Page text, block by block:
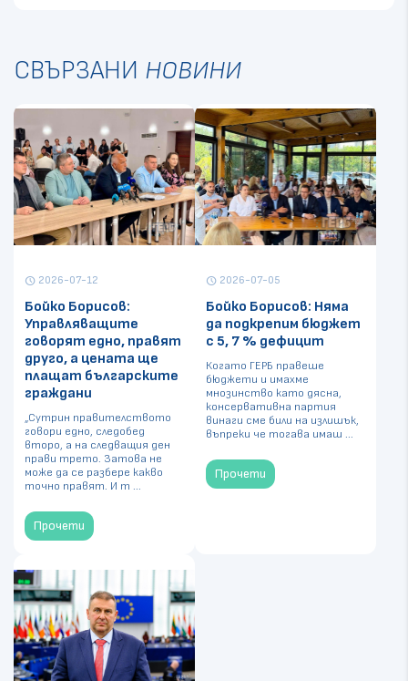
СВЪРЗАНИ НОВИНИ
schedule 2026-07-12
Бойко Борисов:
Управляващите
говорят едно, правят
друго, а цената ще
плащат българските
граждани
„Сутрин правителството
говори едно, следобед
второ, а на следващия ден
прави трето. Затова не
може да се разбере какво
точно правят. И т ...
Прочети
schedule 2026-07-05
Бойко Борисов: Няма
да подкрепим бюджет
с 5, 7 % дефицит
Когато ГЕРБ правеше
бюджети и имахме
мнозинство като дясна,
консервативна партия
винаги сме били на излишък,
въпреки че тогава имаш ...
Прочети